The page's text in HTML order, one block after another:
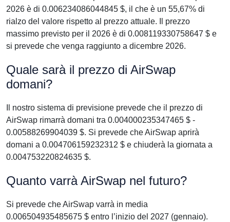
2026 è di 0.006234086044845 $, il che è un 55,67% di
rialzo del valore rispetto al prezzo attuale. Il prezzo
massimo previsto per il 2026 è di 0.008119330758647 $ e
si prevede che venga raggiunto a dicembre 2026.
Quale sarà il prezzo di AirSwap
domani?
Il nostro sistema di previsione prevede che il prezzo di
AirSwap rimarrà domani tra 0.004000235347465 $ -
0.00588269904039 $. Si prevede che AirSwap aprirà
domani a 0.004706159232312 $ e chiuderà la giornata a
0.004753220824635 $.
Quanto varrà AirSwap nel futuro?
Si prevede che AirSwap varrà in media
0.006504935485675 $ entro l’inizio del 2027 (gennaio).